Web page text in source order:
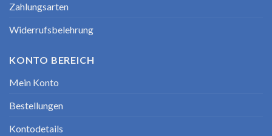
Zahlungsarten
Widerrufsbelehrung
KONTO BEREICH
Mein Konto
Bestellungen
Kontodetails